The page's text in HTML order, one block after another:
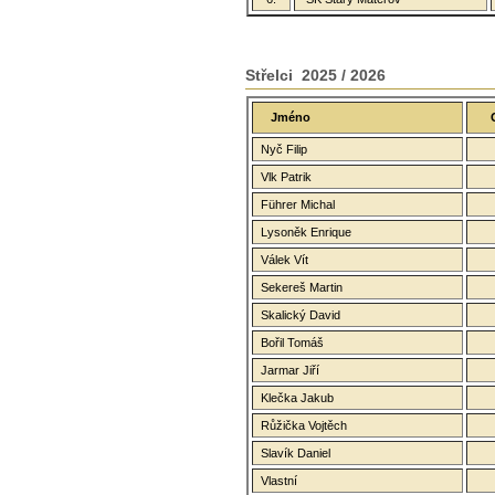
Střelci 2025 / 2026
Jméno
Nyč Filip
Vlk Patrik
Führer Michal
Lysoněk Enrique
Válek Vít
Sekereš Martin
Skalický David
Bořil Tomáš
Jarmar Jiří
Klečka Jakub
Růžička Vojtěch
Slavík Daniel
Vlastní